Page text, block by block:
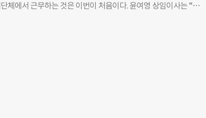
체에서 근무하는 것은 이번이 처음이다. 윤여영 상임이사는 “비영